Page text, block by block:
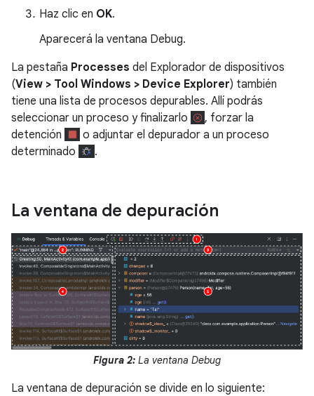
Haz clic en OK.
Aparecerá la ventana Debug.
La pestaña Processes del Explorador de dispositivos
(View > Tool Windows > Device Explorer) también
tiene una lista de procesos depurables. Allí podrás
seleccionar un proceso y finalizarlo
, forzar la
detención
o adjuntar el depurador a un proceso
determinado
.
La ventana de depuración
Figura 2: La ventana Debug
La ventana de depuración se divide en lo siguiente: